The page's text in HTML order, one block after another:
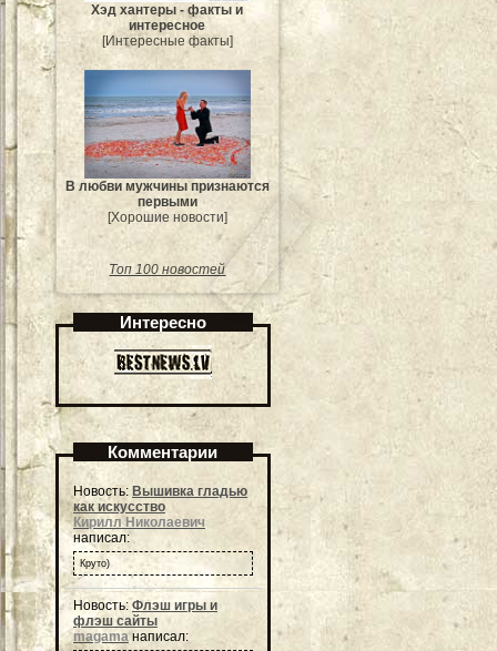
Хэд хантеры - факты и
интересное
[Интересные факты]
В любви мужчины признаются
первыми
[Хорошие новости]
Топ 100 новостей
Интересно
Комментарии
Новость: Вышивка гладью
как искусство
Кирилл Николаевич
написал:
Круто)
Новость: Флэш игры и
флэш сайты
magamaнаписал: